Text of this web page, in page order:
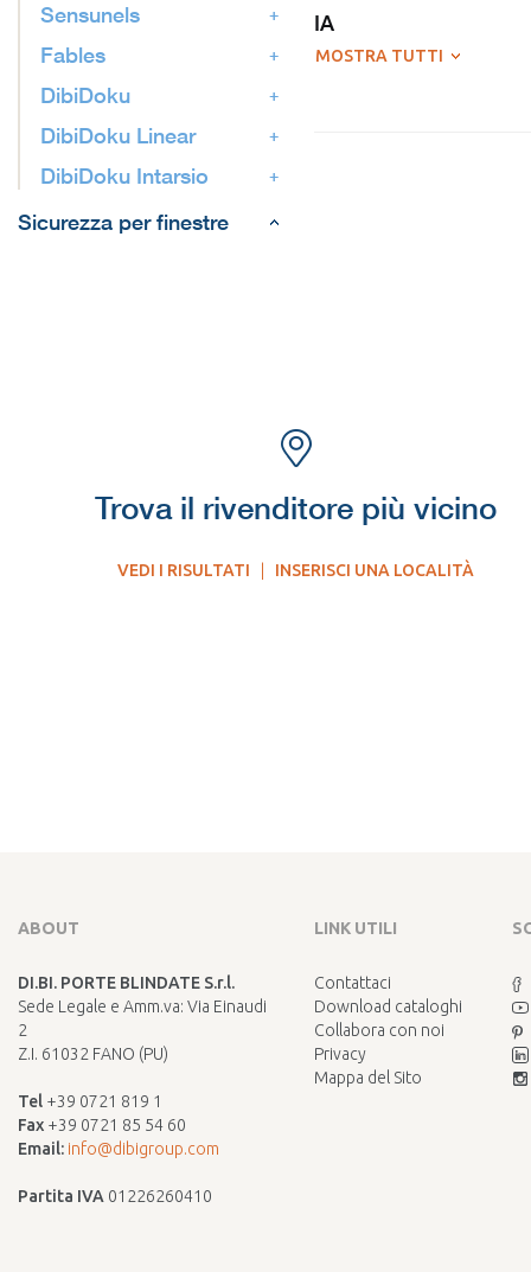
Sensunels
Fables
DibiDoku
DibiDoku Linear
DibiDoku Intarsio
Sicurezza per finestre
IA
MOSTRA TUTTI
Trova il rivenditore più vicino
VEDI I RISULTATI INSERISCI UNA LOCALITÀ
ABOUT
DI.BI. PORTE BLINDATE S.r.l.
Sede Legale e Amm.va: Via Einaudi
2
Z.I. 61032 FANO (PU)
Tel +39 0721 819 1
Fax +39 0721 85 54 60
Email: info@dibigroup.com
Partita IVA 01226260410
LINK UTILI
Contattaci
Download cataloghi
Collabora con noi
Privacy
Mappa del Sito